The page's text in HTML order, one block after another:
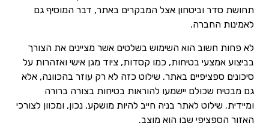
תחושת סדר וביטחון אצל המבקרים באתר, דבר המוסיף גם
לאמינות החברה.
לא פחות חשוב הוא השימוש בשלטים אשר מציינים את הצורך
בביצוע אמצעי בטיחות, כמו קסדות, ציוד מגן אישי ואזהרות על
סיכונים ספציפיים באתר. שילוט כזה לא רק עוזר בהכוונה, אלא
גם מבטיח שכולם יישמעו להוראות בטיחות בצורה ברורה
ומיידית. שילוט לאתר בניה חייב להיות מושקע, נכון, ומכוון לצורכי
האזור הספציפי שבו הוא מוצב.